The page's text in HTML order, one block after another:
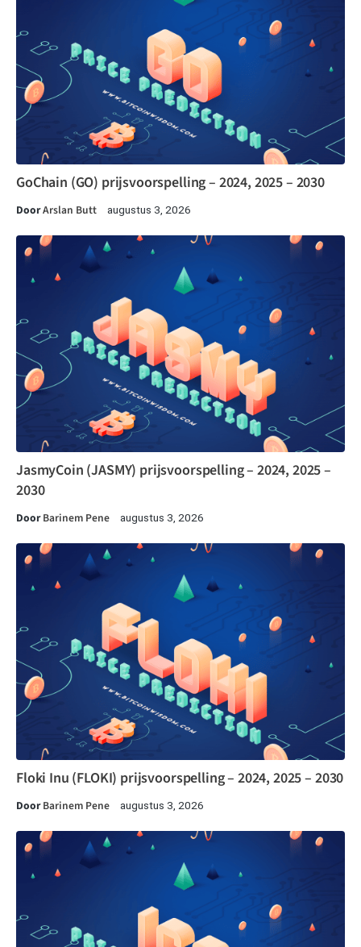
GoChain (GO) prijsvoorspelling – 2024, 2025 – 2030
DoorArslan Butt augustus 3, 2026
JasmyCoin (JASMY) prijsvoorspelling – 2024, 2025 –
2030
DoorBarinem Pene augustus 3, 2026
Floki Inu (FLOKI) prijsvoorspelling – 2024, 2025 – 2030
DoorBarinem Pene augustus 3, 2026